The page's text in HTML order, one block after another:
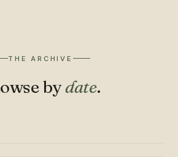
THE ARCHIVE
bydate.